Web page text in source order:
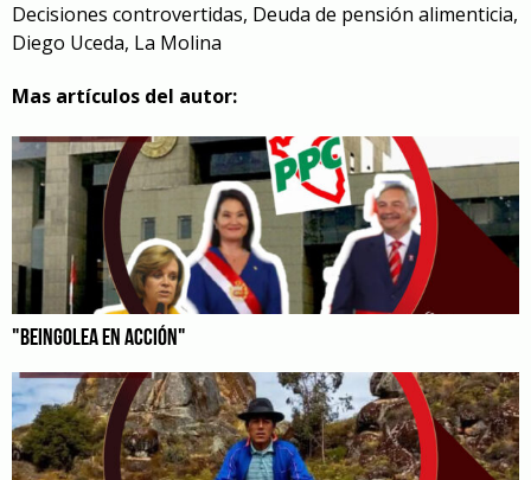
Decisiones controvertidas, Deuda de pensión alimenticia,
Diego Uceda, La Molina
Mas artículos del autor:
"BEINGOLEA EN ACCIÓN"